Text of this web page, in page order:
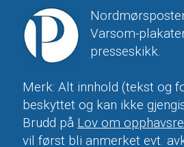
Varsom-
presseskikk.
Merk: Alt innhold (tekst og
beskyttet og kan ikke
Brudd på Lov om
vil først bli anmerket evt.